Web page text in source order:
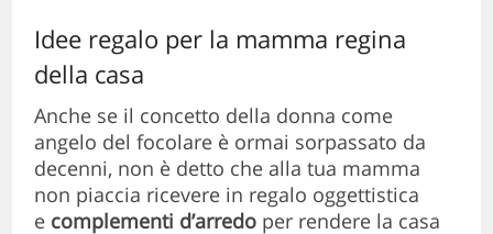
Idee regalo per la mamma regina
della casa
Anche se il concetto della donna come
angelo del focolare è ormai sorpassato da
decenni, non è detto che alla tua mamma
non piaccia ricevere in regalo oggettistica
e complementi d’arredo per rendere la casa